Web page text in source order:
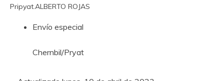
Pripyat.ALBERTO ROJAS
Envío especial
Chernbil/Pryat